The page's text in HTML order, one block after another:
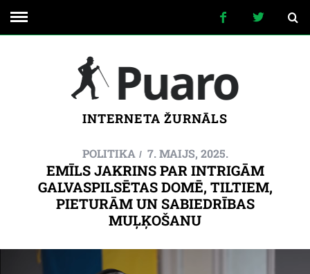
INTERNETA ŽURNĀLS
POLITIKA 7. MAIJS, 2025.
EMĪLS JAKRINS PAR INTRIGĀM
GALVASPILSĒTAS DOMĒ, TILTIEM,
PIETURĀM UN SABIEDRĪBAS
MUĻĶOŠANU